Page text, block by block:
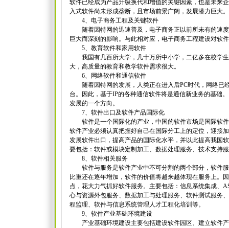
软件已经成为产品升级换代和增值的关键因素，也是未来
入式软件尚未形成垄断，且市场前景广阔，发展潜力巨大。
4、电子商务工程及关键软件
随着因特网的迅速普及，电子商务正以前所未有的速度
巨大而深刻的影响。与此相对应，电子商务工程建设对软
5、教育软件和家用软件
我国有几百所大学，几十万所中小学，二亿多在校学生
大，高质量的教育和教学软件需求很大。
6、网络软件和通信软件
随着因特网的发展，人类正在进入后PC时代，网络已
台。因此，基于IP的各种通信软件将是通信新业务的基础
发展的一个方向。
7、软件出口及软件产品国际化
软件是一个国际化的产业，中国的软件市场是国际软件
软件产业必须认真把握好自己在国际分工上的定位，迎接
发展软件出口，提高产品的国际化水平，并以此提高我国
要包括：软件或模块定制加工、数据处理服务、技术支持
8、软件相关服务
软件与服务是软件产业中不可分割的两个部分，软件服
比重还在逐年增加，软件的价值将越来越体现在服务上。
点，花大力气抓好软件服务。主要包括：信息系统集成、
心与资源外包服务、数据加工与处理服务、软件测试服务
程监理、软件与信息系统管理人才工程化培训等。
9、软件产业基础环境建设
产业基础环境建设主要包括建设软件园区、建立软件产